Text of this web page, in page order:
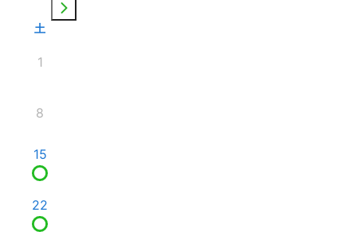
土
1
8
15
22